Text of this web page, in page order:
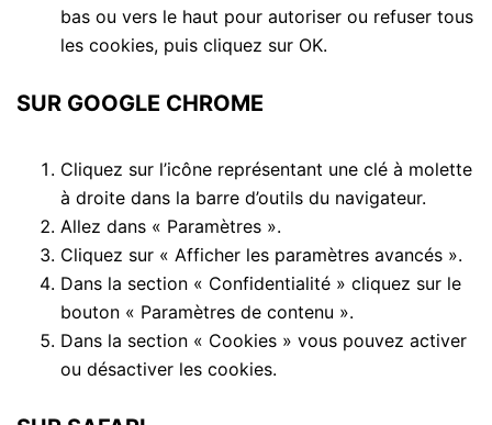
bas ou vers le haut pour autoriser ou refuser tous
les cookies, puis cliquez sur OK.
SUR GOOGLE CHROME
Cliquez sur l’icône représentant une clé à molette
à droite dans la barre d’outils du navigateur.
Allez dans « Paramètres ».
Cliquez sur « Afficher les paramètres avancés ».
Dans la section « Confidentialité » cliquez sur le
bouton « Paramètres de contenu ».
Dans la section « Cookies » vous pouvez activer
ou désactiver les cookies.